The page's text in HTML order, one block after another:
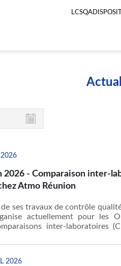
LCSQA
2026 - Comparaison inter-
Atmo Réunion
de ses travaux de contrôle
actuellement pour les
inter-laboratoires
à Sainte Marie, Hawa
le LCSQA.
2026